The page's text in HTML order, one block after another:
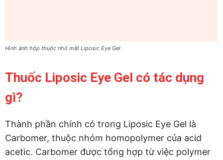
Hình ảnh hộp thuốc nhỏ mắt Liposic Eye Gel
Thuốc Liposic Eye Gel có tác dụng
gì?
Thành phần chính có trong Liposic Eye Gel là
Carbomer, thuộc nhóm homopolymer của acid
acetic. Carbomer được tổng hợp từ việc polymer